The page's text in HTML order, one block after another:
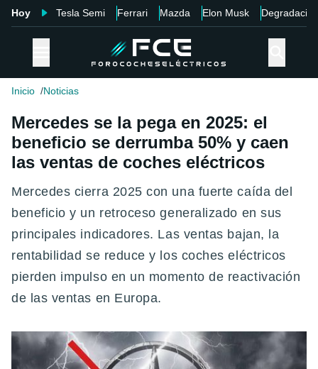
Hoy Tesla Semi Ferrari Mazda Elon Musk Degradación
Inicio Noticias
Mercedes se la pega en 2025: el
beneficio se derrumba 50% y caen
las ventas de coches eléctricos
Mercedes cierra 2025 con una fuerte caída del
beneficio y un retroceso generalizado en sus
principales indicadores. Las ventas bajan, la
rentabilidad se reduce y los coches eléctricos
pierden impulso en un momento de reactivación
de las ventas en Europa.